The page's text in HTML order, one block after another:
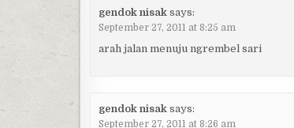
gendok nisak says:
September 27, 2011 at 8:25 am
arah jalan menuju ngrembel sari
gendok nisak says:
September 27, 2011 at 8:26 am